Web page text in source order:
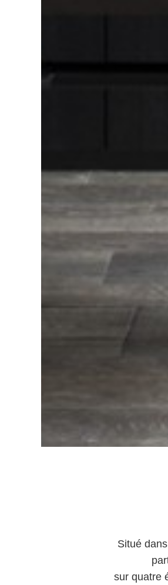
Situé
sur quatre